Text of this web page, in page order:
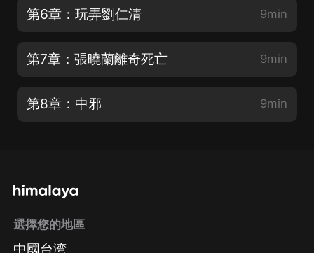
第6章：玩弄劉仁清 9min
第7章：張曉蘭離奇死亡 9min
第8章：中邪 9min
選擇您的地區
中國台湾